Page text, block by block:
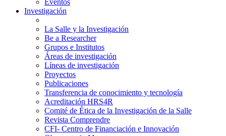
Eventos
Investigación
La Salle y la Investigación
Be a Researcher
Grupos e Institutos
Áreas de investigación
Líneas de investigación
Proyectos
Publicaciones
Transferencia de conocimiento y tecnología
Acreditación HRS4R
Comité de Ética de la Investigación de la Salle
Revista Comprendre
CFI- Centro de Financiación e Innovación